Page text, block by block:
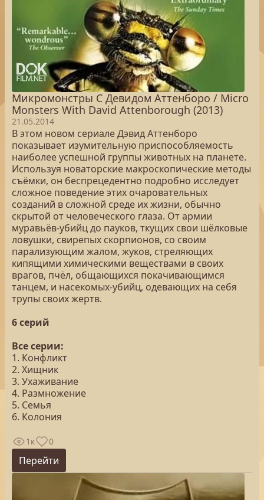
Микромонстры С Девидом Аттенборо / Micro
Monsters With David Attenborough (2013)
21.05.2014
В этом новом сериале Дэвид Аттенборо
показывает изумительную приспособляемость
наиболее успешной группы животных на планете.
Используя новаторские макроскопические методы
съёмки, он беспрецедентно подробно исследует
сложное поведение этих очаровательных
созданий в сложной среде их жизни, обычно
скрытой от человеческого глаза. От армии
муравьёв-убийц до пауков, ткущих свои шёлковые
ловушки, свирепых скорпионов, со своим
парализующим жалом, жуков, стреляющих
кипящими химическими веществами в своих
врагов, пчёл, общающихся покачивающимся
танцем, и насекомых-убийц, одевающих на себя
трупы своих жертв.
6 серий
Все серии:
1. Конфликт
2. Хищник
3. Ухаживание
4. Размножение
5. Семья
6. Колония
1к 0
Перейти